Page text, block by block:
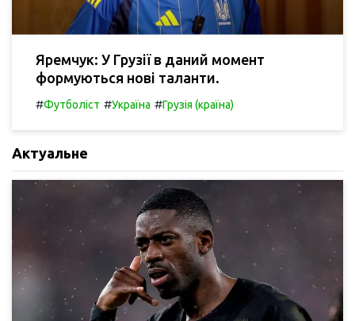
Яремчук: У Грузії в даний момент
формуються нові таланти.
#Футболіст #Україна #Грузія (країна)
Актуальне